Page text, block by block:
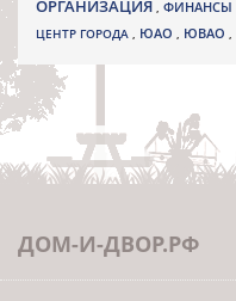
ОРГАНИЗАЦИЯ,ФИНАНСЫ
ЦЕНТР ГОРОДА , ЮАО , ЮВАО ,
ДОМ-И-ДВОР.РФ